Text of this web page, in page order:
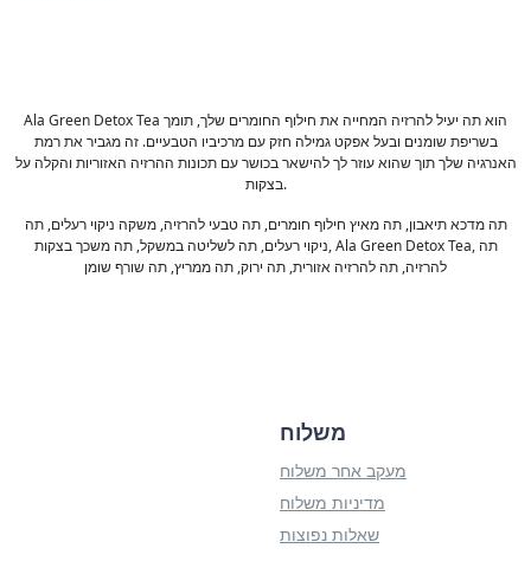
Ala Green Detox Tea הוא תה יעיל להרזיה המחייה את חילוף החומרים שלך, תומך
בשריפת שומנים ובעל אפקט גמילה חזק עם מרכיביו הטבעיים. זה מגביר את רמת
האנרגיה שלך תוך שהוא עוזר לך להישאר בכושר עם תכונות ההרזיה האזוריות והקלה על
בצקות.
תה מדכא תיאבון, תה מאיץ חילוף חומרים, תה טבעי להרזיה, משקה ניקוי רעלים, תה
ניקוי רעלים, תה לשליטה במשקל, תה משכך בצקות, Ala Green Detox Tea, תה
להרזיה, תה להרזיה אזורית, תה ירוק, תה ממריץ, תה שורף שומן
משלוח
מעקב אחר משלוח
מדיניות משלוח
שאלות נפוצות